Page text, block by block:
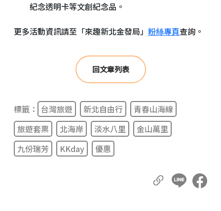
紀念透明卡等文創紀念品。
更多活動資訊請至「來趣新北金發局」 粉絲專頁查詢。
回文章列表
標籤： 台灣旅遊 新北自由行
青春山海線
旅遊套票
北海岸 淡水八里
金山萬里
九份瑞芳
KKday 優惠